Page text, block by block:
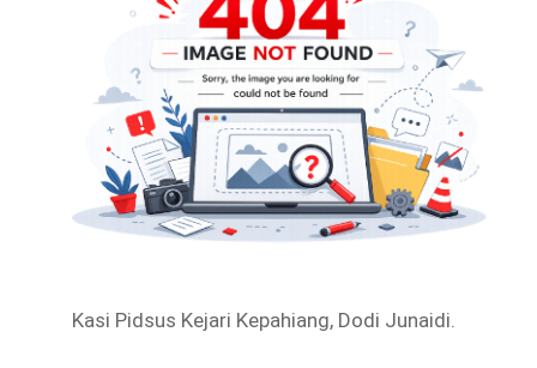
Kasi Pidsus Kejari Kepahiang, Dodi Junaidi.